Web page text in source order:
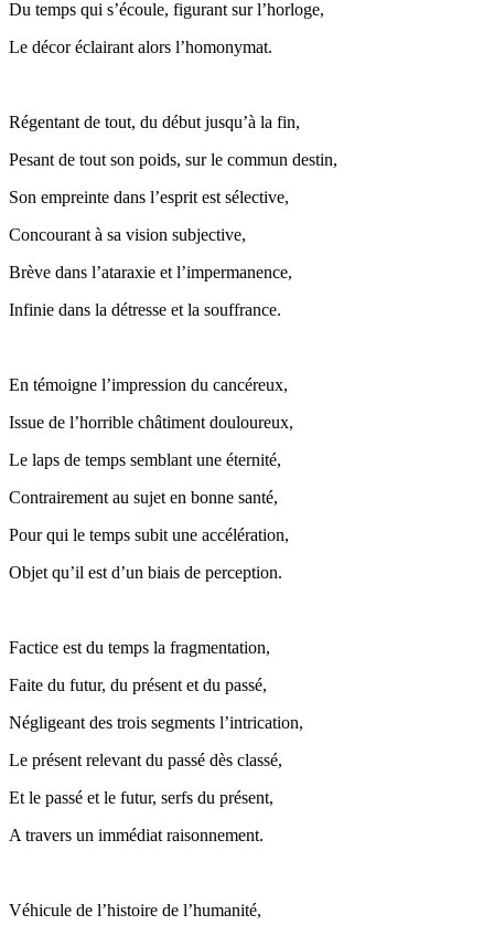
Du temps qui s’écoule, figurant sur l’horloge,
Le décor éclairant alors l’homonymat.
Régentant de tout, du début jusqu’à la fin,
Pesant de tout son poids, sur le commun destin,
Son empreinte dans l’esprit est sélective,
Concourant à sa vision subjective,
Brève dans l’ataraxie et l’impermanence,
Infinie dans la détresse et la souffrance.
En témoigne l’impression du cancéreux,
Issue de l’horrible châtiment douloureux,
Le laps de temps semblant une éternité,
Contrairement au sujet en bonne santé,
Pour qui le temps subit une accélération,
Objet qu’il est d’un biais de perception.
Factice est du temps la fragmentation,
Faite du futur, du présent et du passé,
Négligeant des trois segments l’intrication,
Le présent relevant du passé dès classé,
Et le passé et le futur, serfs du présent,
A travers un immédiat raisonnement.
Véhicule de l’histoire de l’humanité,